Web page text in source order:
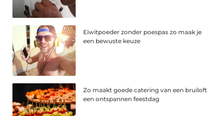
Eiwitpoeder zonder poespas zo maak je
een bewuste keuze
Zo maakt goede catering van een bruiloft
een ontspannen feestdag